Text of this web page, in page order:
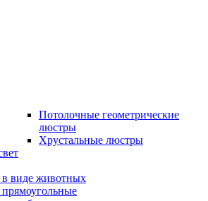
Потолочные геометрические
люстры
Хрустальные люстры
в виде животных
прямоугольные